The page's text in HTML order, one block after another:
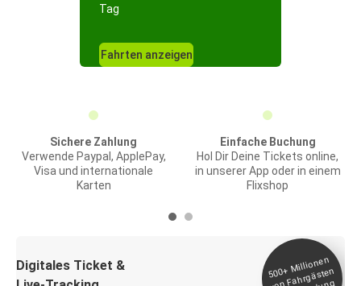
Tag
Fahrten anzeigen
Sichere Zahlung
Verwende Paypal, ApplePay,
Visa und internationale
Karten
Einfache Buchung
Hol Dir Deine Tickets online,
in unserer App oder in einem
Flixshop
Digitales Ticket &
500+
Millionen
von Fahrgästen
seit